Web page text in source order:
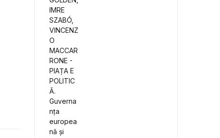
Mihaela Michailov si David Schwartz